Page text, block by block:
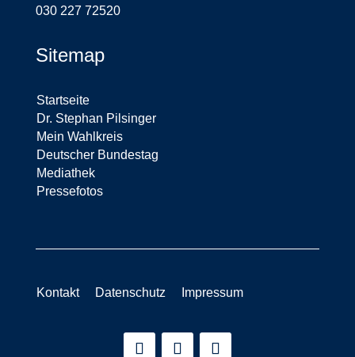
030 227 72520
Sitemap
Startseite
Dr. Stephan Pilsinger
Mein Wahlkreis
Deutscher Bundestag
Mediathek
Pressefotos
Kontakt Datenschutz Impressum